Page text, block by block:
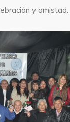
y amistad.